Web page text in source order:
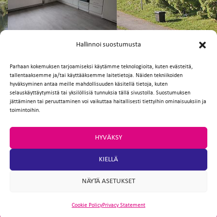
Hallinnoi suostumusta
Parhaan kokemuksen tarjoamiseksi käytämme teknologioita, kuten evästeitä,
tallentaaksemme ja/tai käyttääksemme laitetietoja. Näiden tekniikoiden
hyväksyminen antaa meille mahdollisuuden käsitellä tietoja, kuten
selauskäyttäytymistä tai yksilöllisiä tunnuksia tällä sivustolla. Suostumuksen
jättäminen tai peruuttaminen voi vaikuttaa haitallisesti tiettyihin ominaisuuksiin ja
toimintoihin.
HYVÄKSY
KIELLÄ
NÄYTÄ ASETUKSET
Cookie PolicyPrivacy Statement
Facebook
TwitterEmailWhatsApp